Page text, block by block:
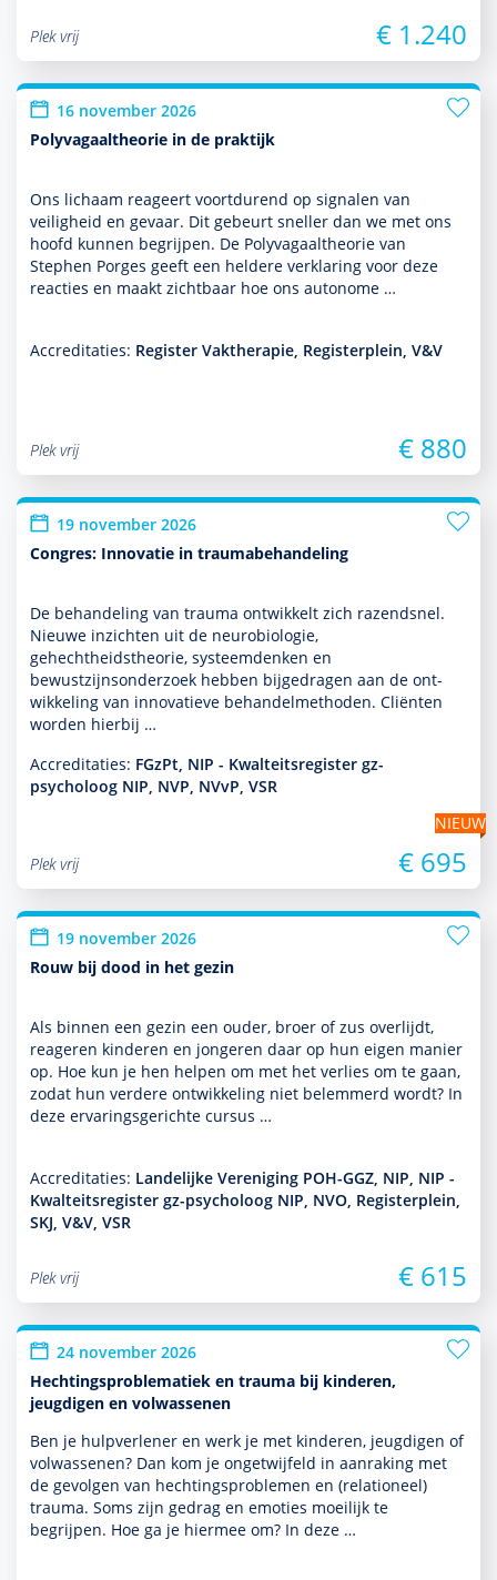
Plek vrij € 1.240
16 november 2026
Polyvagaaltheorie in de praktijk
Ons lichaam reageert voort­durend op signalen van
veiligheid en gevaar. Dit gebeurt sneller dan we met ons
hoofd kunnen begrijpen. De Polyvagaaltheorie van
Stephen Porges geeft een heldere verklaring voor deze
reacties en maakt zichtbaar hoe ons autonome …
Accreditaties: Register Vaktherapie, Registerplein, V&V
Plek vrij € 880
19 november 2026
Congres: Innovatie in traumabehandeling
De behan­del­ing van trauma ontwik­kelt zich razendsnel.
Nieuwe inzichten uit de neurobiologie,
gehechtheidstheorie, systeem­denken en
bewustzijnsonder­zoek hebben bijgedragen aan de ont­
wikke­ling van innovatieve behan­delmethoden. Cliënten
worden hierbij …
Accreditaties: FGzPt, NIP - Kwalteitsregister gz-
psycholoog NIP, NVP, NVvP, VSR
NIEUW
Plek vrij
€ 695
19 november 2026
Rouw bij dood in het gezin
Als binnen een gezin een ouder, broer of zus overlijdt,
reageren kin­de­ren en jongeren daar op hun eigen manier
op. Hoe kun je hen helpen om met het verlies om te gaan,
zodat hun verdere ont­wikke­ling niet belemmerd wordt? In
deze ervaringsgerichte cursus …
Accreditaties: Landelijke Vereniging POH-GGZ, NIP, NIP -
Kwalteitsregister gz-psycholoog NIP, NVO, Registerplein,
SKJ, V&V, VSR
Plek vrij € 615
24 november 2026
Hechtingsproblematiek en trauma bij kinderen,
jeugdigen en volwassenen
Ben je hulp­ver­le­ner en werk je met kin­de­ren, jeugdigen of
vol­was­senen? Dan kom je ongetwijfeld in aanraking met
de gevolgen van hechtingspro­ble­men en (relationeel)
trauma. Soms zijn gedrag en emoties moeilijk te
begrijpen. Hoe ga je hiermee om? In deze …